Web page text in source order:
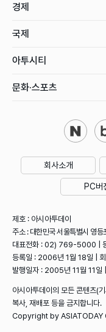
경제
국제
아투시티
문화·스포츠
회사소개
PC버
제호 : 아시아투데이
주소 : 대한민국 서울특별시 영
대표전화 : 02) 769-5000 |
등록일 : 2006년 1월 18일 | 회
발행일자 : 2005년 11월 11일
아시아투데이의 모든 콘텐츠(
복사, 재배포 등을 금지합니다.
Copyright by